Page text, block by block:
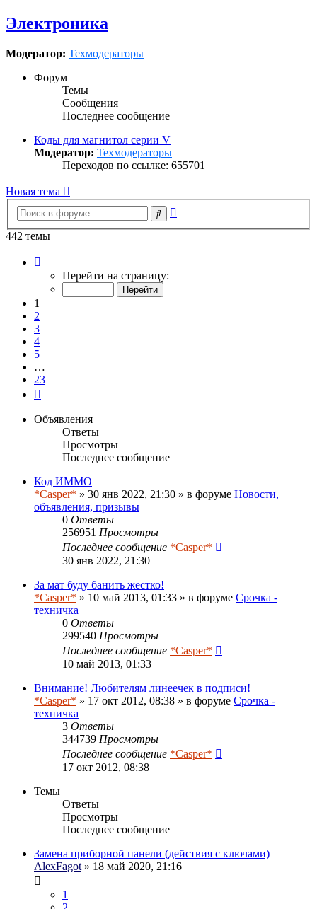
Электроника
Модератор: Техмодераторы
Форум
Темы
Сообщения
Последнее сообщение
Коды для магнитол серии V
Модератор: Техмодераторы
Переходов по ссылке: 655701
Новая тема
Поиск
442 темы
Перейти на страницу:
1
2
3
4
5
…
23
Объявления
Ответы
Просмотры
Последнее сообщение
Код ИММО
*Casper* » 30 янв 2022, 21:30 » в форуме Новости,
объявления, призывы
0 Ответы
256951 Просмотры
Последнее сообщение *Casper*
30 янв 2022, 21:30
За мат буду банить жестко!
*Casper* » 10 май 2013, 01:33 » в форуме Срочка -
техничка
0 Ответы
299540 Просмотры
Последнее сообщение *Casper*
10 май 2013, 01:33
Внимание! Любителям линеечек в подписи!
*Casper* » 17 окт 2012, 08:38 » в форуме Срочка -
техничка
3 Ответы
344739 Просмотры
Последнее сообщение *Casper*
17 окт 2012, 08:38
Темы
Ответы
Просмотры
Последнее сообщение
Замена приборной панели (действия с ключами)
AlexFagot » 18 май 2020, 21:16
1